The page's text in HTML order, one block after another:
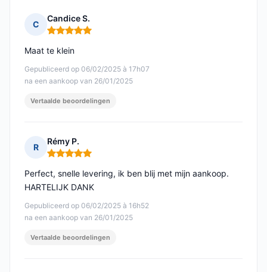
C
Candice S.
Opmerking: 5 van 5
Gepubliceerd op 06/02/2025 à 17h07
na een aankoop van 26/01/2025
Maat te klein
Vertaalde beoordelingen
R
Rémy P.
Opmerking: 5 van 5
Gepubliceerd op 06/02/2025 à 16h52
na een aankoop van 26/01/2025
Perfect, snelle levering, ik ben blij met mijn aankoop.
HARTELIJK DANK
Vertaalde beoordelingen